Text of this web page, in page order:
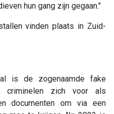
hun gang zijn gegaan."
vinden plaats in Zuid-
is de zogenaamde fake
criminelen zich voor als
documenten om via een